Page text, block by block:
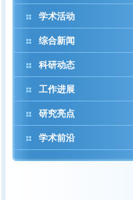
学术活动
综合新闻
科研动态
工作进展
研究亮点
学术前沿